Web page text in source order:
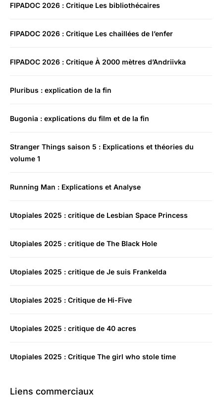
FIPADOC 2026 : Critique Les bibliothécaires
FIPADOC 2026 : Critique Les chaillées de l’enfer
FIPADOC 2026 : Critique À 2000 mètres d’Andriivka
Pluribus : explication de la fin
Bugonia : explications du film et de la fin
Stranger Things saison 5 : Explications et théories du
volume 1
Running Man : Explications et Analyse
Utopiales 2025 : critique de Lesbian Space Princess
Utopiales 2025 : critique de The Black Hole
Utopiales 2025 : critique de Je suis Frankelda
Utopiales 2025 : Critique de Hi-Five
Utopiales 2025 : critique de 40 acres
Utopiales 2025 : Critique The girl who stole time
Liens commerciaux